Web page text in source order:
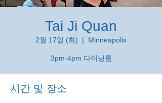
Tai Ji Quan
2월 17일 (화)
  |
Minneapolis
3pm-4pm 다이닝룸
시간 및 장소